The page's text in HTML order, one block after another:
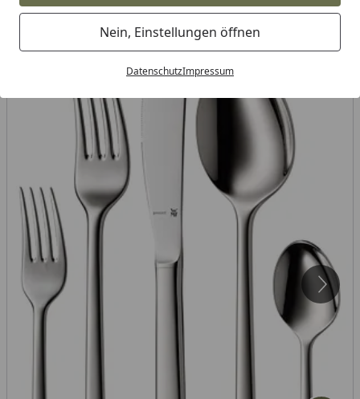
Nein, Einstellungen öffnen
DatenschutzImpressum